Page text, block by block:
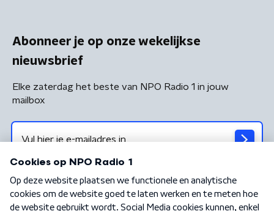
Abonneer je op onze wekelijkse
nieuwsbrief
Elke zaterdag het beste van NPO Radio 1 in jouw
mailbox